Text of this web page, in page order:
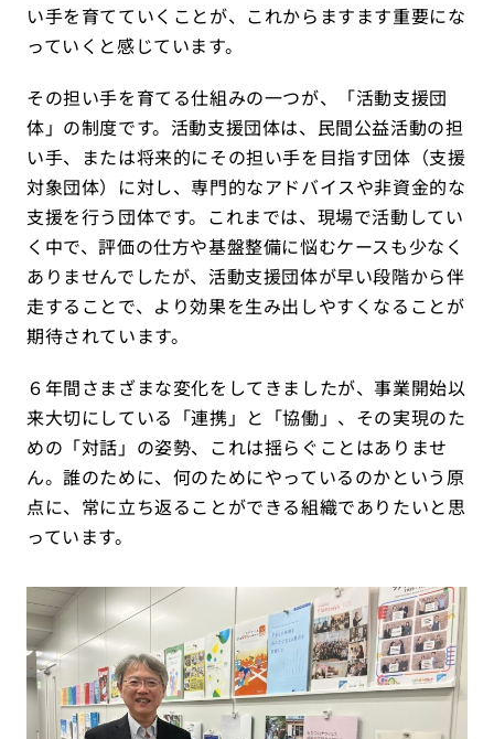
い手を育てていくことが、これからますます重要にな
っていくと感じています。
その担い手を育てる仕組みの一つが、「活動支援団
体」の制度です。活動支援団体は、民間公益活動の担
い手、または将来的にその担い手を目指す団体（支援
対象団体）に対し、専門的なアドバイスや非資金的な
支援を行う団体です。これまでは、現場で活動してい
く中で、評価の仕方や基盤整備に悩むケースも少なく
ありませんでしたが、活動支援団体が早い段階から伴
走することで、より効果を生み出しやすくなることが
期待されています。
６年間さまざまな変化をしてきましたが、事業開始以
来大切にしている「連携」と「協働」、その実現のた
めの「対話」の姿勢、これは揺らぐことはありませ
ん。誰のために、何のためにやっているのかという原
点に、常に立ち返ることができる組織でありたいと思
っています。